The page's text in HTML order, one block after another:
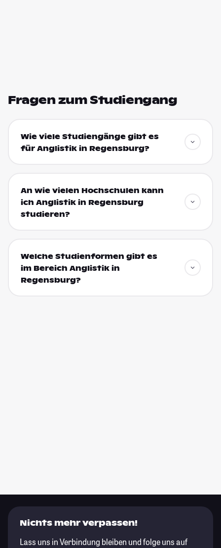
Fragen zum Studiengang
Wie viele Studiengänge gibt es
für Anglistik in Regensburg?
An wie vielen Hochschulen kann
ich Anglistik in Regensburg
studieren?
Welche Studienformen gibt es
im Bereich Anglistik in
Regensburg?
Nichts mehr verpassen!
Lass uns in Verbindung bleiben und folge uns auf